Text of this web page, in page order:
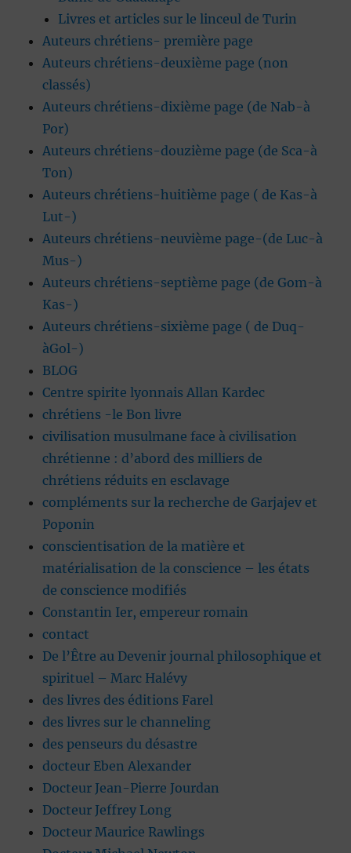
Livres et articles sur le linceul de Turin
Auteurs chrétiens- première page
Auteurs chrétiens-deuxième page (non
classés)
Auteurs chrétiens-dixième page (de Nab-à
Por)
Auteurs chrétiens-douzième page (de Sca-à
Ton)
Auteurs chrétiens-huitième page ( de Kas-à
Lut-)
Auteurs chrétiens-neuvième page-(de Luc-à
Mus-)
Auteurs chrétiens-septième page (de Gom-à
Kas-)
Auteurs chrétiens-sixième page ( de Duq-
àGol-)
BLOG
Centre spirite lyonnais Allan Kardec
chrétiens -le Bon livre
civilisation musulmane face à civilisation
chrétienne : d’abord des milliers de
chrétiens réduits en esclavage
compléments sur la recherche de Garjajev et
Poponin
conscientisation de la matière et
matérialisation de la conscience – les états
de conscience modifiés
Constantin Ier, empereur romain
contact
De l’Être au Devenir journal philosophique et
spirituel – Marc Halévy
des livres des éditions Farel
des livres sur le channeling
des penseurs du désastre
docteur Eben Alexander
Docteur Jean-Pierre Jourdan
Docteur Jeffrey Long
Docteur Maurice Rawlings